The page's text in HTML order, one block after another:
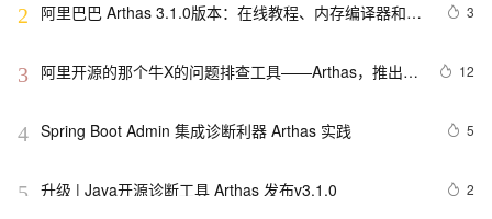
2
阿里巴巴 Arthas 3.1.0版本：在线教程、内存编译器和强
3
3
阿里开源的那个牛X的问题排查工具——Arthas，推出
12
4 Spring Boot Admin 集成诊断利器 Arthas 实践 5
5 升级 | Java开源诊断工具 Arthas 发布v3.1.0 2